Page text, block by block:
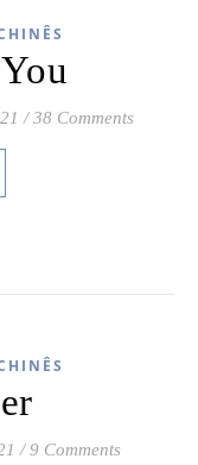
/ 38 Comments
/ 9 Comments